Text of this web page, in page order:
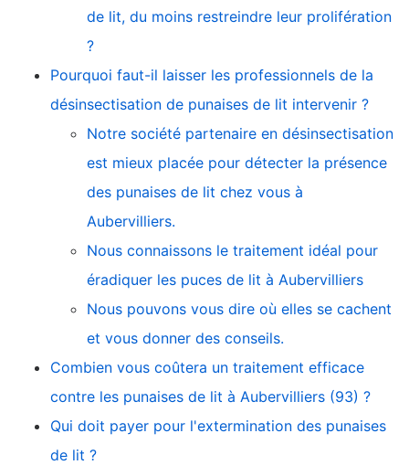
de lit, du moins restreindre leur prolifération
?
Pourquoi faut-il laisser les professionnels de la
désinsectisation de punaises de lit intervenir ?
Notre société partenaire en désinsectisation
est mieux placée pour détecter la présence
des punaises de lit chez vous à
Aubervilliers.
Nous connaissons le traitement idéal pour
éradiquer les puces de lit à Aubervilliers
Nous pouvons vous dire où elles se cachent
et vous donner des conseils.
Combien vous coûtera un traitement efficace
contre les punaises de lit à Aubervilliers (93) ?
Qui doit payer pour l'extermination des punaises
de lit ?